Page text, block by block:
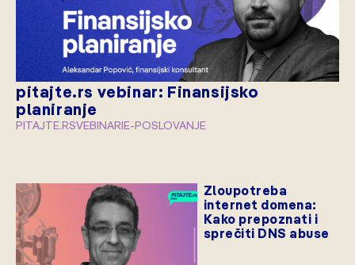
pitajte.rs vebinar: Finansijsko
planiranje
PITAJTE.RSVEBINARIE-POSLOVANJE
Zloupotreba
internet domena:
Kako prepoznati i
sprečiti DNS abuse